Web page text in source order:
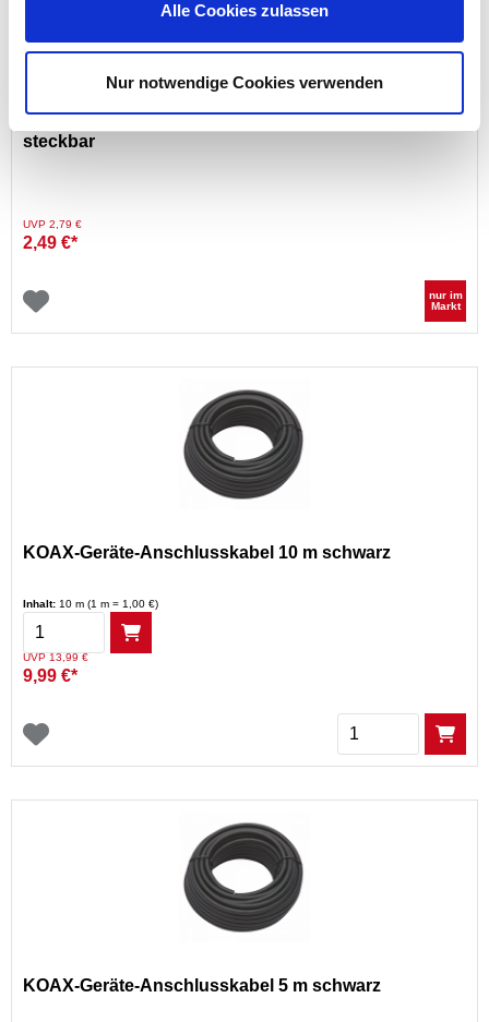
Alle Cookies zulassen
Nur notwendige Cookies verwenden
hama® SAT-Adapter, F-Stecker - Koax-Stecker,
steckbar
Preis reduziert von
UVP 2,79 €auf
2,49 €*
nur im
Markt
KOAX-Geräte-Anschlusskabel 10 m schwarz
Inhalt: 10 m (1 m = 1,00 €)
Menge
Preis reduziert von
UVP 13,99 €auf
9,99 €*
Menge
KOAX-Geräte-Anschlusskabel 5 m schwarz